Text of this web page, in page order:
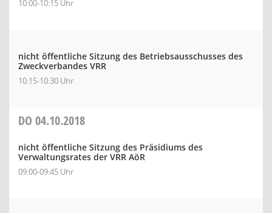
10:00-10:15 Uhr
nicht öffentliche Sitzung des Betriebsausschusses des
Zweckverbandes VRR
10:15-10:30 Uhr
DO 04.10.2018
nicht öffentliche Sitzung des Präsidiums des
Verwaltungsrates der VRR AöR
09:00-09:45 Uhr